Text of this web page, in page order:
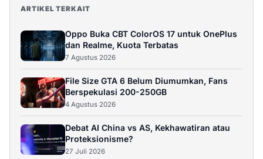
ARTIKEL TERKAIT
Oppo Buka CBT ColorOS 17 untuk OnePlus
dan Realme, Kuota Terbatas
7 Agustus 2026
File Size GTA 6 Belum Diumumkan, Fans
Berspekulasi 200-250GB
4 Agustus 2026
Debat AI China vs AS, Kekhawatiran atau
Proteksionisme?
27 Juli 2026